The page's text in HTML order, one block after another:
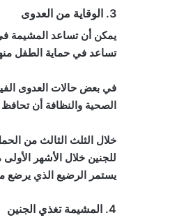
3. الوقاية من العدوى
يمكن أن تساعد المشيمة
تساعد في حماية الطفل
في بعض حالات العدوى
الصحية والنظافة أن
خلال الثلث الثالث من
يستمر الرضيع الذي يرضع
4. المشيمة تغذي الجنين